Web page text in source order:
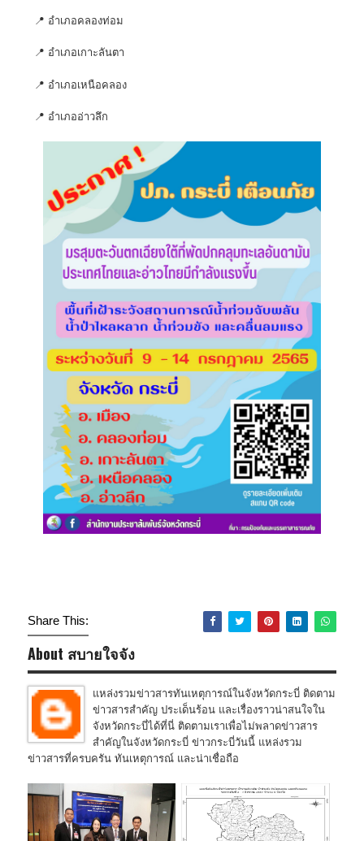
📍 อำเภอคลองท่อม
📍 อำเภอเกาะลันตา
📍 อำเภอเหนือคลอง
📍 อำเภออ่าวลึก
Share This:
About สบายใจจัง
แหล่งรวมข่าวสารทันเหตุการณ์ในจังหวัดกระบี่ ติดตาม
ข่าวสารสำคัญ ประเด็นร้อน และเรื่องราวน่าสนใจใน
จังหวัดกระบี่ได้ที่นี่ ติดตามเราเพื่อไม่พลาดข่าวสาร
สำคัญในจังหวัดกระบี่ ข่าวกระบี่วันนี้ แหล่งรวม
ข่าวสารที่ครบครัน ทันเหตุการณ์ และน่าเชื่อถือ